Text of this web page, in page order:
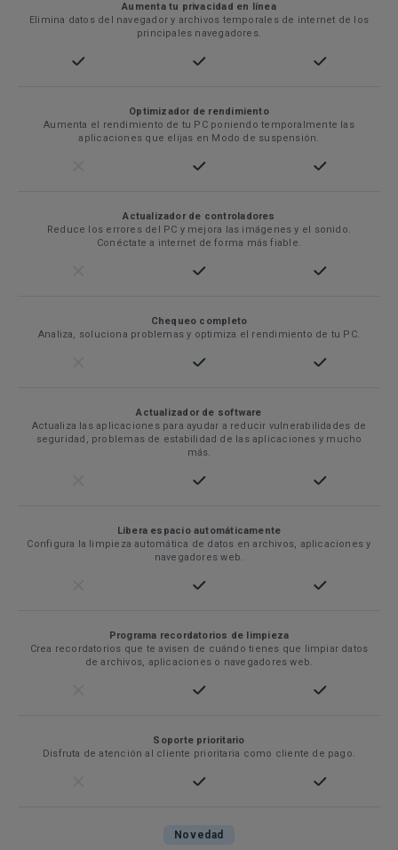
Aumenta tu privacidad en línea
Elimina datos del navegador y archivos temporales de internet de los
principales navegadores.
Optimizador de rendimiento
Aumenta el rendimiento de tu PC poniendo temporalmente las
aplicaciones que elijas en Modo de suspensión.
Actualizador de controladores
Reduce los errores del PC y mejora las imágenes y el sonido.
Conéctate a internet de forma más fiable.
Chequeo completo
Analiza, soluciona problemas y optimiza el rendimiento de tu PC.
Actualizador de software
Actualiza las aplicaciones para ayudar a reducir vulnerabilidades de
seguridad, problemas de estabilidad de las aplicaciones y mucho
más.
Libera espacio automáticamente
Configura la limpieza automática de datos en archivos, aplicaciones y
navegadores web.
Programa recordatorios de limpieza
Crea recordatorios que te avisen de cuándo tienes que limpiar datos
de archivos, aplicaciones o navegadores web.
Soporte prioritario
Disfruta de atención al cliente prioritaria como cliente de pago.
Novedad